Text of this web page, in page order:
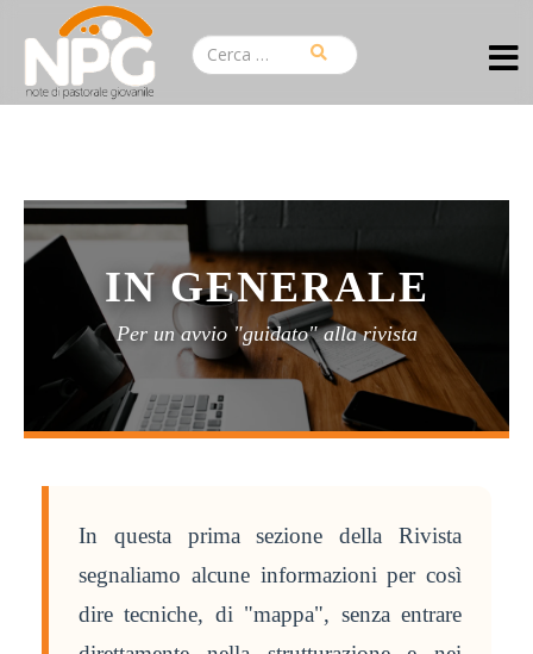
IN GENERALE
Per un avvio "guidato" alla rivista
In questa prima sezione della Rivista
segnaliamo alcune informazioni per così
dire tecniche, di "mappa", senza entrare